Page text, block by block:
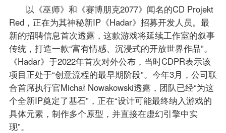
以《巫师》和《赛博朋克2077》闻名的CD Projekt
Red，正在为其神秘新IP《Hadar》招募开发人员。最
新的招聘信息首次透露，这款游戏将延续工作室的叙事
传统，打造一款“富有情感、沉浸式的开放世界作品”。
《Hadar》于2022年首次对外公布，当时CDPR表示该
项目正处于“创意流程的最早期阶段”。今年3月，公司联
合首席执行官Michał Nowakowski透露，团队已经“为这
个全新IP奠定了基石”，正在“设计可能最终纳入游戏的
具体元素，制作多个原型，并直接在虚幻引擎中实
现”。